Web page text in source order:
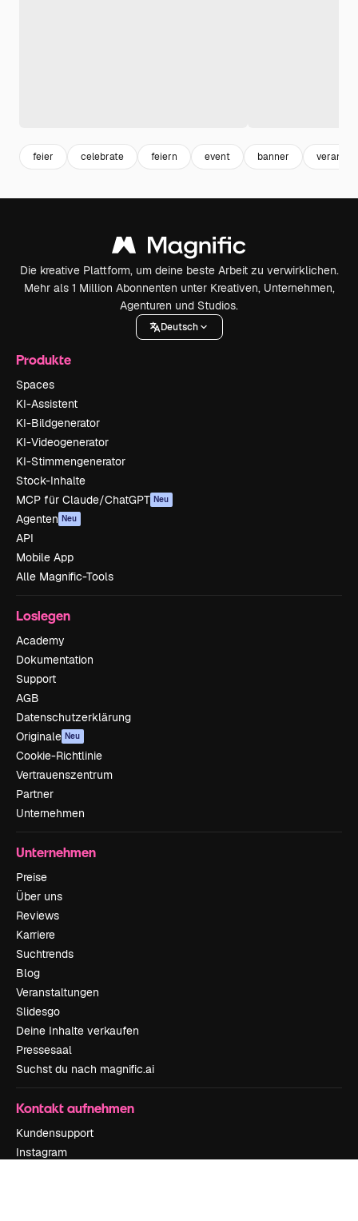
feier celebrate feiern event banner
Die kreative Plattform, um deine beste Arbeit zu verwirklichen.
Mehr als 1 Million Abonnenten unter Kreativen, Unternehmen,
Agenturen und Studios.
Deutsch
Produkte
Spaces
KI-Assistent
KI-Bildgenerator
KI-Videogenerator
KI-Stimmengenerator
Stock-Inhalte
MCP für Claude/ChatGPT Neu
Agenten Neu
API
Mobile App
Alle Magnific-Tools
Loslegen
Academy
Dokumentation
Support
AGB
Datenschutzerklärung
Originale Neu
Cookie-Richtlinie
Vertrauenszentrum
Partner
Unternehmen
Unternehmen
Preise
Über uns
Reviews
Karriere
Suchtrends
Blog
Veranstaltungen
Slidesgo
Deine Inhalte verkaufen
Pressesaal
Suchst du nach magnific.ai
Kontakt aufnehmen
Kundensupport
Instagram